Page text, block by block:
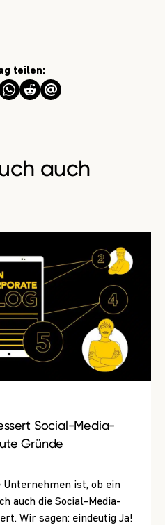
teilen:
auch
Social-Media-
Gründe
Unternehmen ist, ob ein
auch die Social-Media-
Wir sagen: eindeutig Ja!